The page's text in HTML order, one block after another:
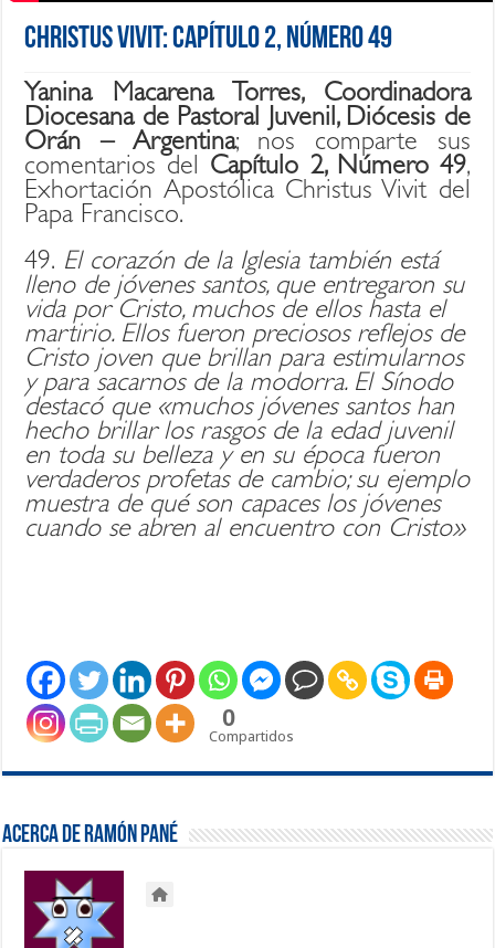
Christus Vivit: Capítulo 2, Número 49
Yanina Macarena Torres, Coordinadora
Diocesana de Pastoral Juvenil, Diócesis de
Orán – Argentina; nos comparte sus
comentarios del Capítulo 2, Número 49,
Exhortación Apostólica Christus Vivit del
Papa Francisco.
49. El corazón de la Iglesia también está
lleno de jóvenes santos, que entregaron su
vida por Cristo, muchos de ellos hasta el
martirio. Ellos fueron preciosos reflejos de
Cristo joven que brillan para estimularnos
y para sacarnos de la modorra. El Sínodo
destacó que «muchos jóvenes santos han
hecho brillar los rasgos de la edad juvenil
en toda su belleza y en su época fueron
verdaderos profetas de cambio; su ejemplo
muestra de qué son capaces los jóvenes
cuando se abren al encuentro con Cristo»
0
Compartidos
Acerca de Ramón Pané